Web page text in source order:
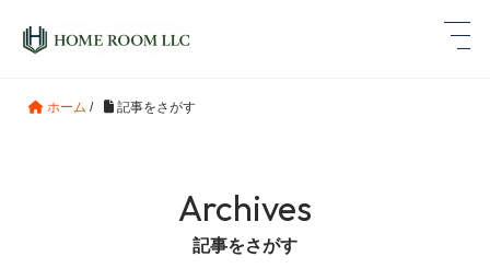
ホーム / 記事をさがす
Archives
記事をさがす